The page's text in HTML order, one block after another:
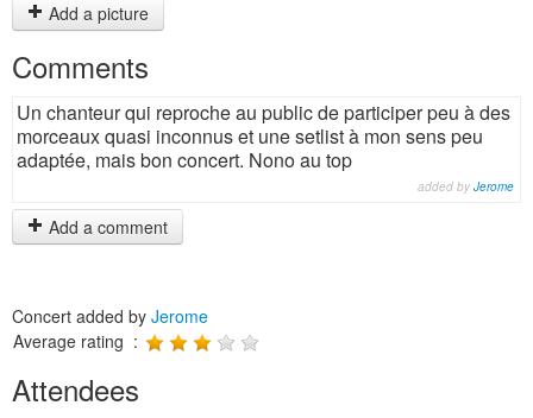
Add a picture
Comments
Un chanteur qui reproche au public de participer peu à des
morceaux quasi inconnus et une setlist à mon sens peu
adaptée, mais bon concert. Nono au top
added by Jerome
Add a comment
Concert added by Jerome
Average rating :
Attendees